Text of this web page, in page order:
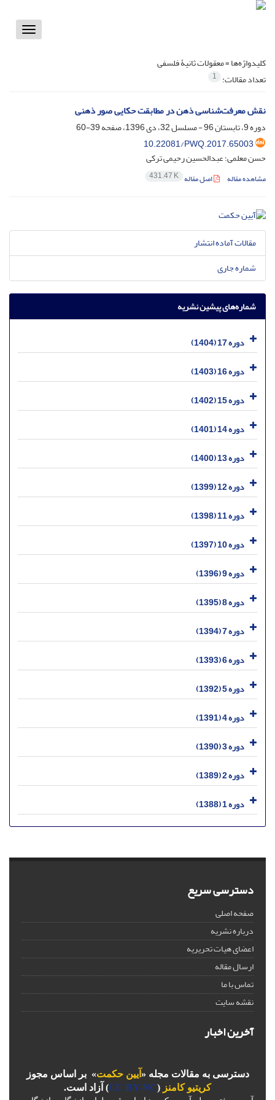
Toggle
کلیدواژه‌ها =معقولات ثانیۀ فلسفی
تعداد مقالات: 1
نقش معرفت‌شناسی ذهن در مطابقت حکایی صور ذهنی
دوره 9، تابستان 96 - مسلسل 32، دی 1396، صفحه
39-60
10.22081/PWQ.2017.65003
حسن معلمی؛ عبدالحسین رحیمی ترکی
مشاهده مقاله اصل مقاله 431.47 K
مقالات آماده انتشار
شماره جاری
شماره‌های پیشین نشریه
دوره 17 (1404)
دوره 16 (1403)
دوره 15 (1402)
دوره 14 (1401)
دوره 13 (1400)
دوره 12 (1399)
دوره 11 (1398)
دوره 10 (1397)
دوره 9 (1396)
دوره 8 (1395)
دوره 7 (1394)
دوره 6 (1393)
دوره 5 (1392)
دوره 4 (1391)
دوره 3 (1390)
دوره 2 (1389)
دوره 1 (1388)
دسترسی سریع
صفحه اصلی
درباره نشریه
اعضای هیات تحریریه
ارسال مقاله
تماس با ما
نقشه سایت
آخرین اخبار
دسترسی به مقالات مجله « آیین حکمت» بر اساس مجوز
کریتیو کامنز (
CC BY-NC) آزاد است.